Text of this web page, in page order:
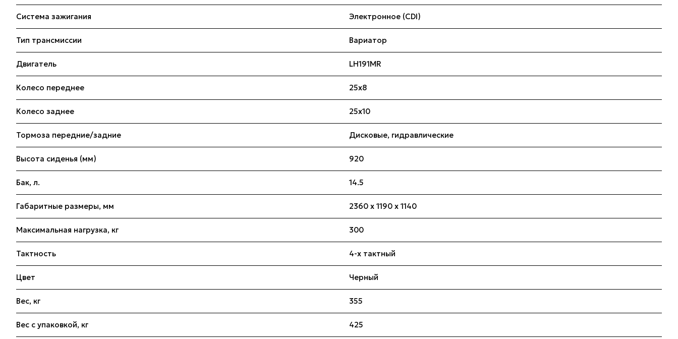
Система зажигания Электронное (CDI)
Тип трансмиссии Вариатор
Двигатель LH191MR
Колесо переднее 25x8
Колесо заднее 25x10
Тормоза передние/задние Дисковые, гидравлические
Высота сиденья (мм) 920
Бак, л. 14.5
Габаритные размеры, мм 2360 x 1190 x 1140
Максимальная нагрузка, кг 300
Тактность 4-х тактный
Цвет Черный
Вес, кг 355
Вес с упаковкой, кг 425